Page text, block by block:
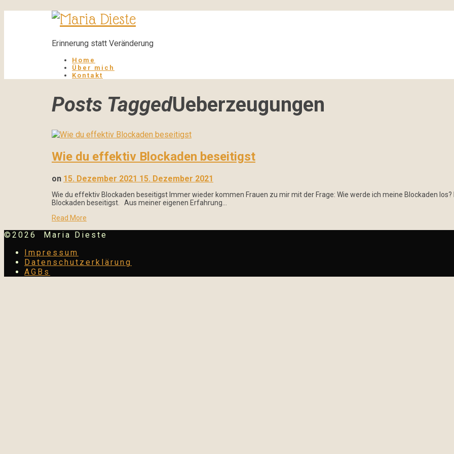
Maria
Erinnerung statt Veränderung
Home
Über mich
Kontakt
Posts TaggedUeberzeugungen
Wie du effektiv Blockaden beseitigst
on 15. Dezember 2021 15. Dezember 2021
Wie du effektiv Blockaden beseitigst Immer wieder kommen Frauen zu mir mit der Frage: Wie werde ich meine Blockaden
Blockaden beseitigst. Aus meiner eigenen Erfahrung…
Read More
©2026 Maria Dieste
Impressum
Datenschutzerklärung
AGBs